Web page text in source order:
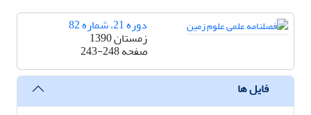
دوره 21، شماره 82
زمستان 1390
صفحه243-248
فایل ها